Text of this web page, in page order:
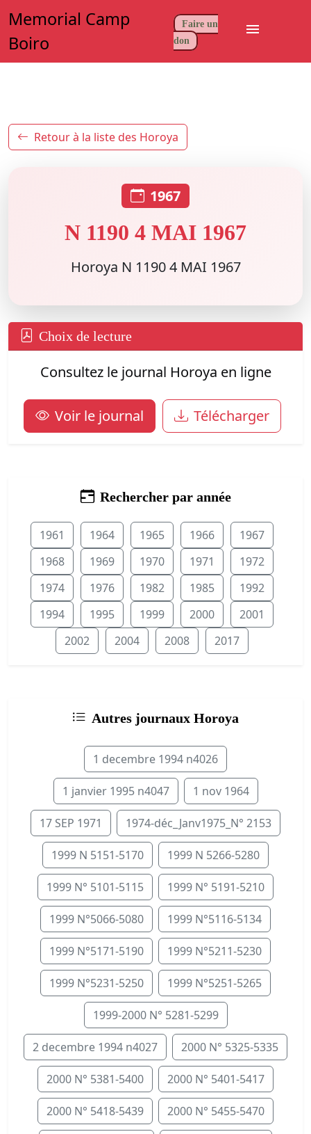
Memorial Camp
Boiro
Faire un
don
menu
Retour à la liste des Horoya
1967
N 1190 4 MAI 1967
Horoya N 1190 4 MAI 1967
Choix de lecture
Consultez le journal Horoya en ligne
Voir le journal Télécharger
Rechercher par année
1961 1964 1965 1966
1967
1968
1969 1970 1971
1972
1974
1976 1982 1985
1992
1994
1995 1999 2000
2001
2002
2004 2008 2017
Autres journaux Horoya
1 decembre 1994 n4026
1 janvier 1995 n4047 1 nov 1964
17 SEP 1971 1974-déc_Janv1975_N° 2153
1999 N 5151-5170 1999 N 5266-5280
1999 N° 5101-5115 1999 N° 5191-5210
1999 N°5066-5080 1999 N°5116-5134
1999 N°5171-5190 1999 N°5211-5230
1999 N°5231-5250 1999 N°5251-5265
1999-2000 N° 5281-5299
2 decembre 1994 n4027 2000 N° 5325-5335
2000 N° 5381-5400 2000 N° 5401-5417
2000 N° 5418-5439 2000 N° 5455-5470